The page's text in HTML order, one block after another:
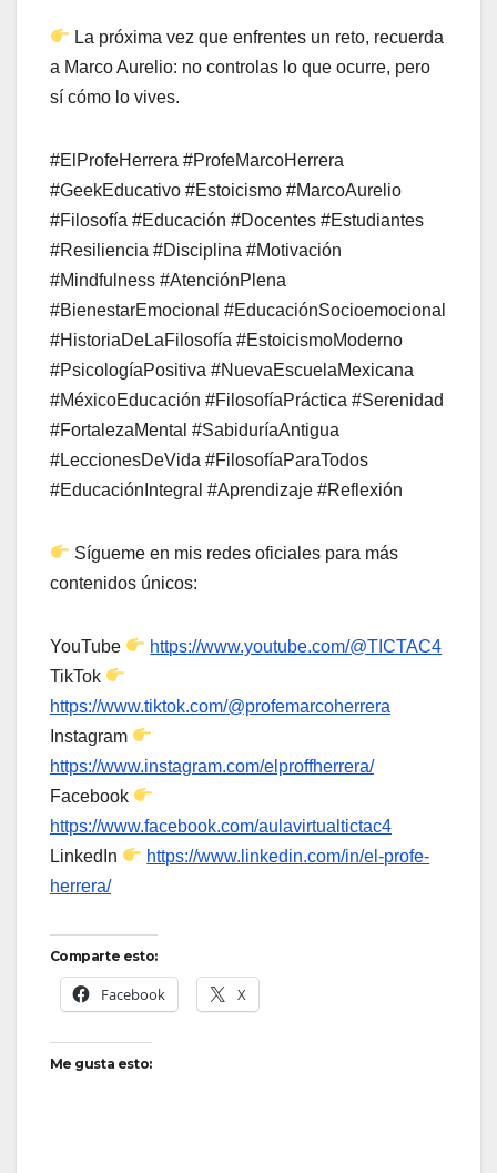
La próxima vez que enfrentes un reto, recuerda
a Marco Aurelio: no controlas lo que ocurre, pero
sí cómo lo vives.
#ElProfeHerrera #ProfeMarcoHerrera
#GeekEducativo #Estoicismo #MarcoAurelio
#Filosofía #Educación #Docentes #Estudiantes
#Resiliencia #Disciplina #Motivación
#Mindfulness #AtenciónPlena
#BienestarEmocional #EducaciónSocioemocional
#HistoriaDeLaFilosofía #EstoicismoModerno
#PsicologíaPositiva #NuevaEscuelaMexicana
#MéxicoEducación #FilosofíaPráctica #Serenidad
#FortalezaMental #SabiduríaAntigua
#LeccionesDeVida #FilosofíaParaTodos
#EducaciónIntegral #Aprendizaje #Reflexión
Sígueme en mis redes oficiales para más
contenidos únicos:
YouTube
https://www.youtube.com/@TICTAC4
TikTok
https://www.tiktok.com/@profemarcoherrera
Instagram
https://www.instagram.com/elproffherrera/
Facebook
https://www.facebook.com/aulavirtualtictac4
LinkedIn
https://www.linkedin.com/in/el-profe-
herrera/
Comparte esto:
Facebook X
Me gusta esto: